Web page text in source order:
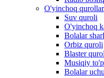
O'yinchoq qurollar
Suv quroli
O'yinchoq
Bolalar
Orbiz quroli
Blaster
Musiqiy
Bolalar